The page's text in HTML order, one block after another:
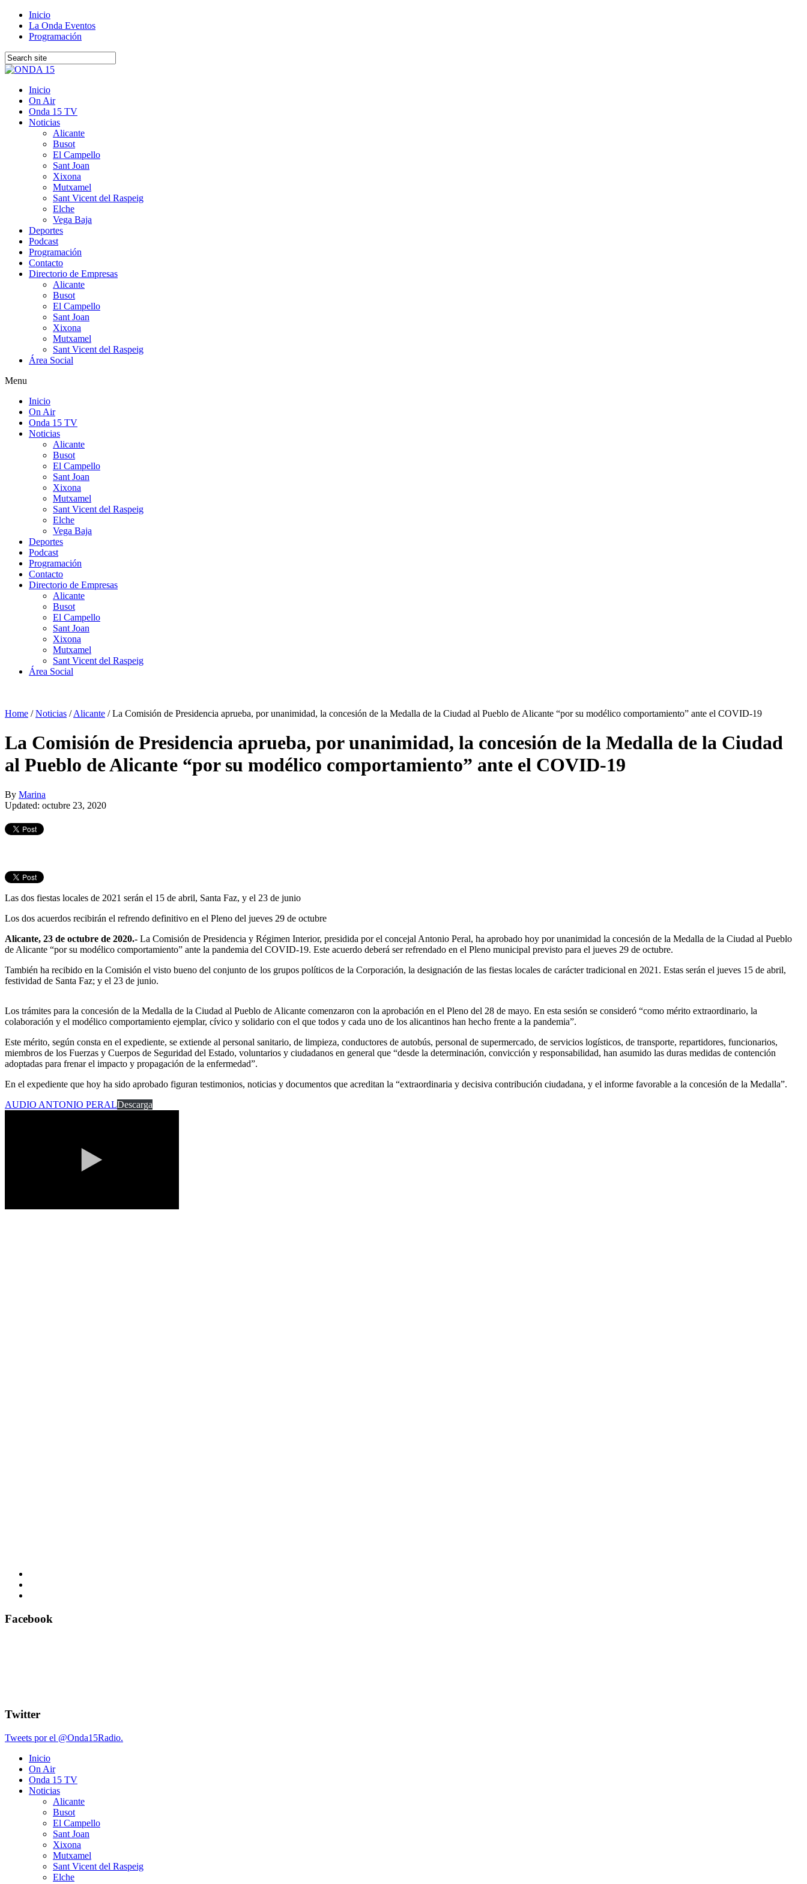
Inicio
La Onda Eventos
Programación
Inicio
On Air
Onda 15 TV
Noticias
Alicante
Busot
El Campello
Sant Joan
Xixona
Mutxamel
Sant Vicent del Raspeig
Elche
Vega Baja
Deportes
Podcast
Programación
Contacto
Directorio de Empresas
Alicante
Busot
El Campello
Sant Joan
Xixona
Mutxamel
Sant Vicent del Raspeig
Área Social
Menu
Inicio
On Air
Onda 15 TV
Noticias
Alicante
Busot
El Campello
Sant Joan
Xixona
Mutxamel
Sant Vicent del Raspeig
Elche
Vega Baja
Deportes
Podcast
Programación
Contacto
Directorio de Empresas
Alicante
Busot
El Campello
Sant Joan
Xixona
Mutxamel
Sant Vicent del Raspeig
Área Social
Home /Noticias /Alicante /La Comisión de Presidencia aprueba, por unanimidad, la concesión de la Medalla de la Ciudad al Pueblo de Alicante “por su modélico comportamiento” ante el COVID-19
La Comisión de Presidencia aprueba, por unanimidad, la concesión de la Medalla de la Ciudad
al Pueblo de Alicante “por su modélico comportamiento” ante el COVID-19
By Marina
Updated: octubre 23, 2020
Las dos fiestas locales de 2021 serán el 15 de abril, Santa Faz, y el 23 de junio
Los dos acuerdos recibirán el refrendo definitivo en el Pleno del jueves 29 de octubre
Alicante, 23 de octubre de 2020.- La Comisión de Presidencia y Régimen Interior, presidida por el concejal Antonio Peral, ha aprobado hoy por unanimidad la concesión de la Medalla de la Ciudad al Pueblo
de Alicante “por su modélico comportamiento” ante la pandemia del COVID-19. Este acuerdo deberá ser refrendado en el Pleno municipal previsto para el jueves 29 de octubre.
También ha recibido en la Comisión el visto bueno del conjunto de los grupos políticos de la Corporación, la designación de las fiestas locales de carácter tradicional en 2021. Estas serán el jueves 15 de abril,
festividad de Santa Faz; y el 23 de junio.
Los trámites para la concesión de la Medalla de la Ciudad al Pueblo de Alicante comenzaron con la aprobación en el Pleno del 28 de mayo. En esta sesión se consideró “como mérito extraordinario, la
colaboración y el modélico comportamiento ejemplar, cívico y solidario con el que todos y cada uno de los alicantinos han hecho frente a la pandemia”.
Este mérito, según consta en el expediente, se extiende al personal sanitario, de limpieza, conductores de autobús, personal de supermercado, de servicios logísticos, de transporte, repartidores, funcionarios,
miembros de los Fuerzas y Cuerpos de Seguridad del Estado, voluntarios y ciudadanos en general que “desde la determinación, convicción y responsabilidad, han asumido las duras medidas de contención
adoptadas para frenar el impacto y propagación de la enfermedad”.
En el expediente que hoy ha sido aprobado figuran testimonios, noticias y documentos que acreditan la “extraordinaria y decisiva contribución ciudadana, y el informe favorable a la concesión de la Medalla”.
AUDIO ANTONIO PERALDescarga
Facebook
Twitter
Tweets por el @Onda15Radio.
Inicio
On Air
Onda 15 TV
Noticias
Alicante
Busot
El Campello
Sant Joan
Xixona
Mutxamel
Sant Vicent del Raspeig
Elche